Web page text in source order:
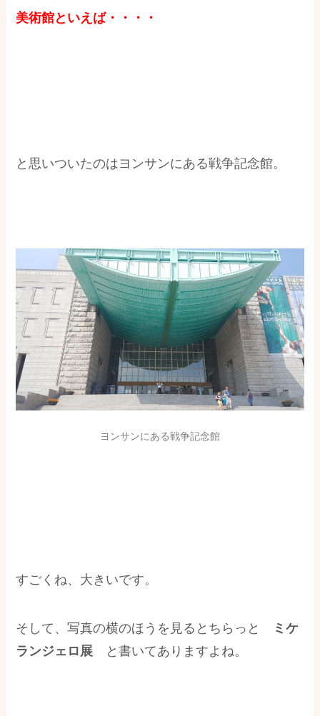
美術館といえば・・・・
と思いついたのはヨンサンにある戦争記念館。
ヨンサンにある戦争記念館
すごくね、大きいです。
そして、写真の横のほうを見るとちらっと
ミケ
ランジェロ展 と書いてありますよね。